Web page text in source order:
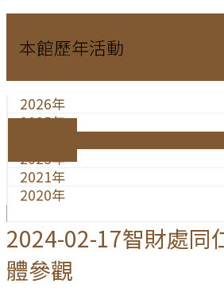
本館歷年活動
2026年
2025年
2023年
2021年
2020年
2024-02-17智財處同
體參觀